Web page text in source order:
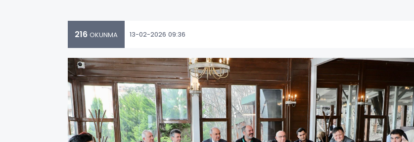
216 OKUNMA 13-02-2026 09:36